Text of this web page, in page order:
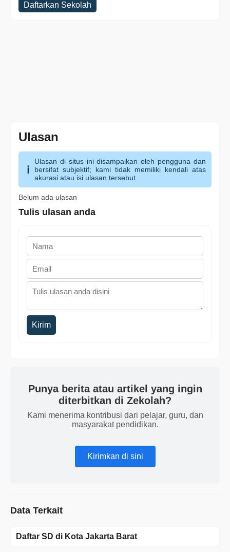
Daftarkan Sekolah
Ulasan
Ulasan di situs ini disampaikan oleh pengguna dan
bersifat subjektif; kami tidak memiliki kendali atas
akurasi atau isi ulasan tersebut.
Belum ada ulasan
Tulis ulasan anda
Kirim
Punya berita atau artikel yang ingin
diterbitkan di Zekolah?
Kami menerima kontribusi dari pelajar, guru, dan
masyarakat pendidikan.
Kirimkan di sini
Data Terkait
Daftar SD di Kota Jakarta Barat